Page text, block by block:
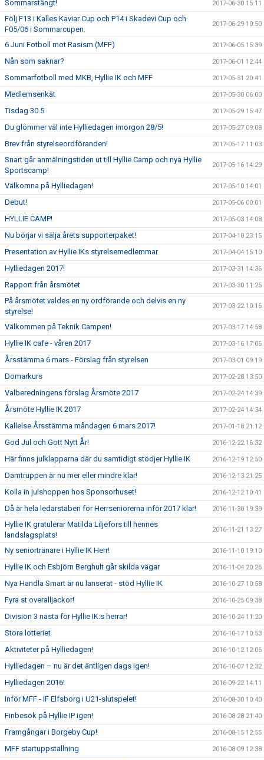
Sommarstängt! 2017-06-30 15:11
Följ F13 i Kalles Kaviar Cup och P14 i Skadevi Cup och
F05/06 i Sommarcupen.
2017-06-29 10:50
6 Juni Fotboll mot Rasism (MFF) 2017-06-05 15:39
Nån som saknar? 2017-06-01 12:44
Sommarfotboll med MKB, Hyllie IK och MFF 2017-05-31 20:41
Medlemsenkät 2017-05-30 06:00
Tisdag 30.5 2017-05-29 15:47
Du glömmer väl inte Hylliedagen imorgon 28/5! 2017-05-27 09:08
Brev från styrelseordföranden! 2017-05-17 11:03
Snart går anmälningstiden ut till Hyllie Camp och nya Hyllie
Sportscamp!
2017-05-16 14:29
Välkomna på Hylliedagen! 2017-05-10 14:01
Debut! 2017-05-06 00:01
HYLLIE CAMP! 2017-05-03 14:08
Nu börjar vi sälja årets supporterpaket! 2017-04-10 23:15
Presentation av Hyllie IKs styrelsemedlemmar 2017-04-04 15:10
Hylliedagen 2017! 2017-03-31 14:36
Rapport från årsmötet 2017-03-30 11:25
På årsmötet valdes en ny ordförande och delvis en ny
styrelse!
2017-03-22 10:16
Välkommen på Teknik Campen! 2017-03-17 14:58
Hyllie IK cafe - våren 2017 2017-03-16 17:06
Årsstämma 6 mars - Förslag från styrelsen 2017-03-01 09:19
Domarkurs 2017-02-28 13:50
Valberedningens förslag Årsmöte 2017 2017-02-24 14:39
Årsmöte Hyllie IK 2017 2017-02-24 14:34
Kallelse Årsstämma måndagen 6 mars 2017! 2017-01-18 21:12
God Jul och Gott Nytt År! 2016-12-22 16:32
Här finns julklapparna där du samtidigt stödjer Hyllie IK 2016-12-19 12:50
Damtruppen är nu mer eller mindre klar! 2016-12-13 21:25
Kolla in julshoppen hos Sponsorhuset! 2016-12-12 10:41
Då är hela ledarstaben för Herrseniorerna inför 2017 klar! 2016-11-30 19:39
Hyllie IK gratulerar Matilda Liljefors till hennes
landslagsplats!
2016-11-21 13:27
Ny seniortränare i Hyllie IK Herr! 2016-11-10 19:10
Hyllie IK och Esbjörn Berghult går skilda vägar 2016-11-04 20:26
Nya Handla Smart är nu lanserat - stöd Hyllie IK 2016-10-27 10:58
Fyra st overalljackor! 2016-10-25 09:38
Division 3 nästa för Hyllie IK:s herrar! 2016-10-24 11:20
Stora lotteriet 2016-10-17 10:53
Aktiviteter på Hylliedagen! 2016-10-12 12:06
Hylliedagen – nu är det äntligen dags igen! 2016-10-07 12:32
Hylliedagen 2016! 2016-09-22 14:11
Inför MFF - IF Elfsborg i U21-slutspelet! 2016-08-30 10:40
Finbesök på Hyllie IP igen! 2016-08-28 21:40
Framgångar i Borgeby Cup! 2016-08-15 12:55
MFF startuppställning 2016-08-09 12:38